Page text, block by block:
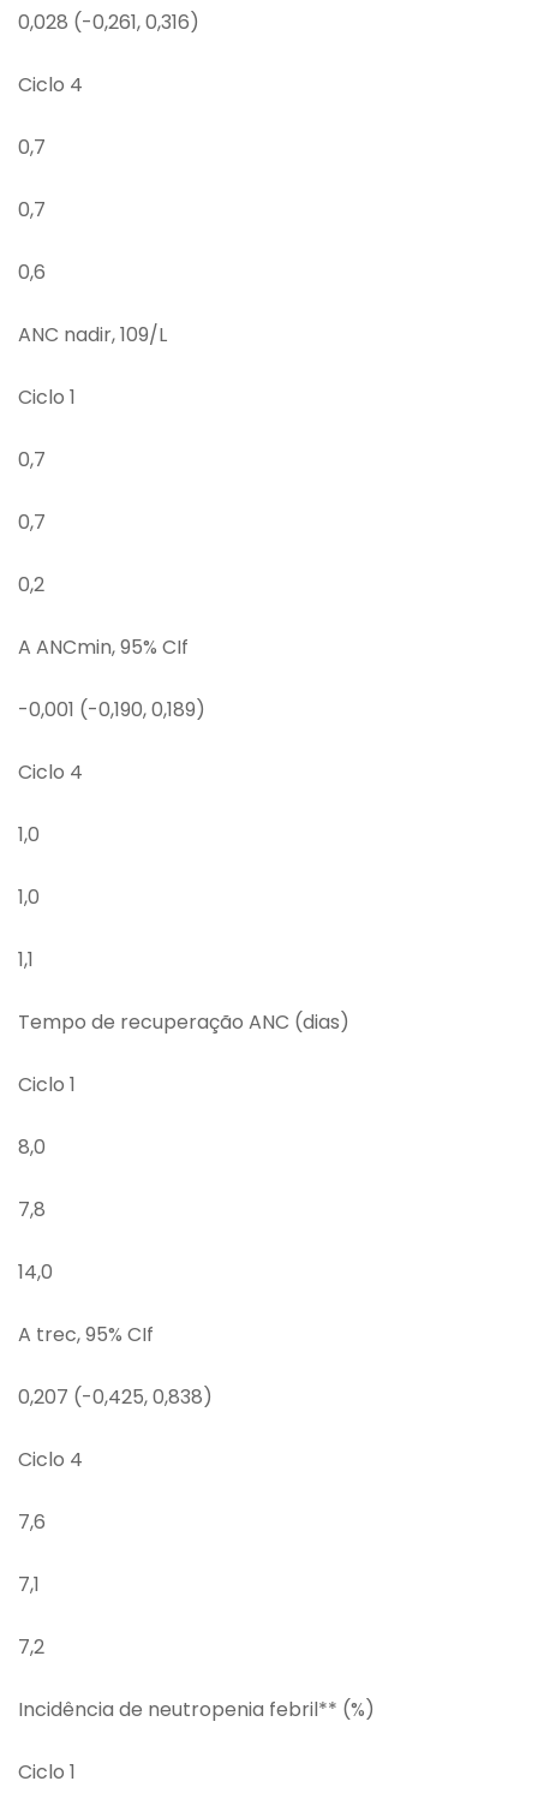
0,028 (-0,261, 0,316)
Ciclo 4
0,7
0,7
0,6
ANC nadir, 109/L
Ciclo 1
0,7
0,7
0,2
A ANCmin, 95% CIf
-0,001 (-0,190, 0,189)
Ciclo 4
1,0
1,0
1,1
Tempo de recuperação ANC (dias)
Ciclo 1
8,0
7,8
14,0
A trec, 95% CIf
0,207 (-0,425, 0,838)
Ciclo 4
7,6
7,1
7,2
Incidência de neutropenia febril** (%)
Ciclo 1